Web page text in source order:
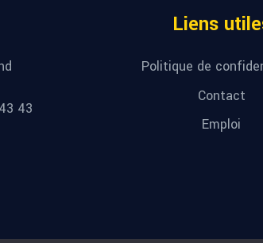
43
Liens
Politique de
Contact
Emploi